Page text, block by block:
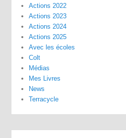
Actions 2022
Actions 2023
Actions 2024
Actions 2025
Avec les écoles
Colt
Médias
Mes Livres
News
Terracycle